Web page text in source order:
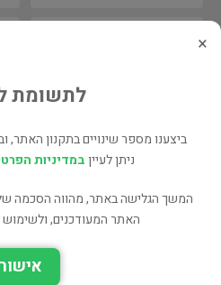
הקדשת המחבר\המתרגם
×
לתשומת
ביצענו מספר שינויים בתקנון האתר,
ניתן לעייןבמדיניות
המשך הגלישה באתר, מהווה הסכמה
האתר המעודכנים, ולשימוש
אישור